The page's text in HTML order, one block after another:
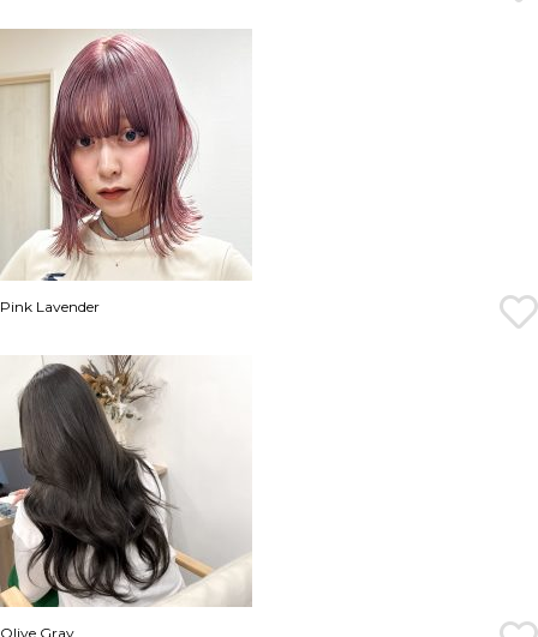
Pink Lavender
Olive Gray